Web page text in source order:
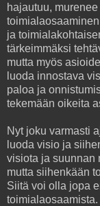
hajautuu,
ja
tärkeimmäksi
mutta myös
luoda innostava
paloa ja
tekemään oikeita
Nyt joku varmasti
luoda visio ja
visiota ja suunnan
mutta siihenkään
Siitä voi olla jopa